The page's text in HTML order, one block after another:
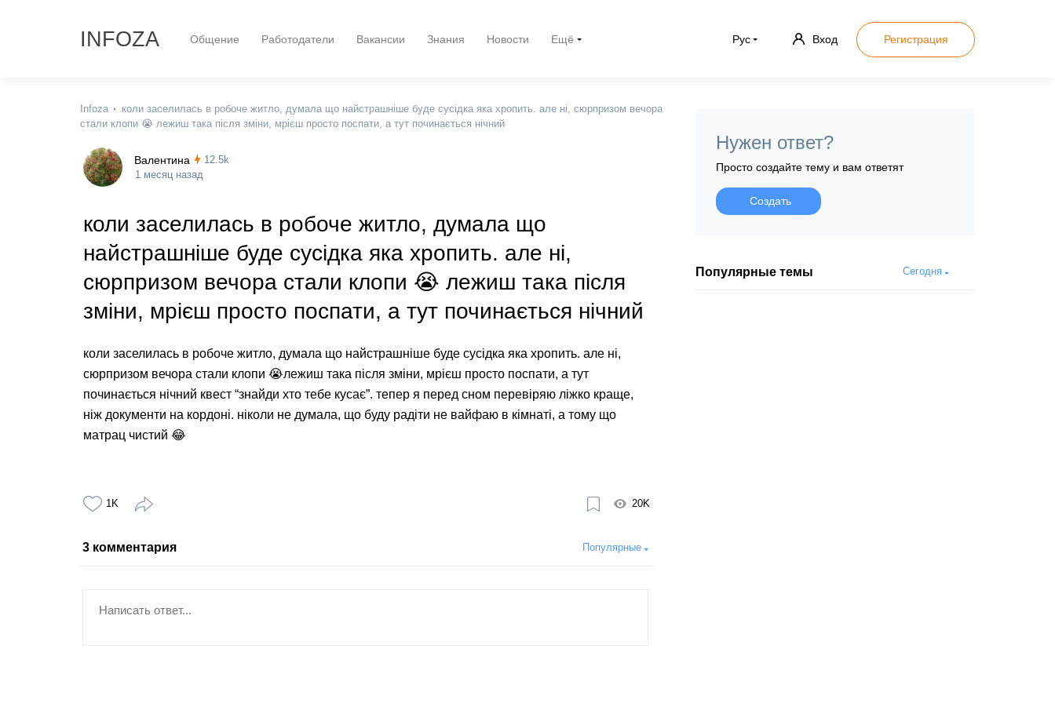
INFOZA Общение Работодатели Вакансии Знания Новости Ещё Рус Вход Регистрация
Infoza
коли заселилась в робоче житло, думала що найстрашніше буде сусідка яка хропить. але ні, сюрпризом вечора
стали клопи 😭 лежиш така після зміни, мрієш просто поспати, а тут починається нічний
Валентина
12.5k
1 месяц назад
коли заселилась в робоче житло, думала що
найстрашніше буде сусідка яка хропить. але ні,
сюрпризом вечора стали клопи 😭 лежиш така після
зміни, мрієш просто поспати, а тут починається нічний
коли заселилась в робоче житло, думала що найстрашніше буде сусідка яка хропить. але ні,
сюрпризом вечора стали клопи 😭лежиш така після зміни, мрієш просто поспати, а тут
починається нічний квест “знайди хто тебе кусає”. тепер я перед сном перевіряю ліжко краще,
ніж документи на кордоні. ніколи не думала, що буду радіти не вайфаю в кімнаті, а тому що
матрац чистий 😂
1K 20K
3 комментария Популярные
Нужен ответ?
Просто создайте тему и вам ответят
Создать
Популярные темы Сегодня